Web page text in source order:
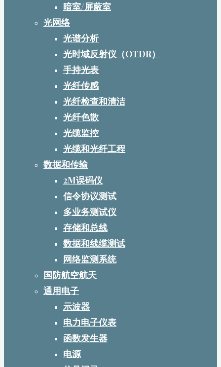
暗室/屏蔽室
光网络
光谱分析
光时域反射仪（OTDR）
手持光表
光纤传感
光纤检查和清洁
光纤色散
光缆监控
光缆和光纤工程
数据和传输
2M误码仪
信令协议测试
多业务测试仪
存储和总线
数据和线缆测试
网络监测系统
国防航空航天
通用电子
示波器
电力电子仪表
函数发生器
电源